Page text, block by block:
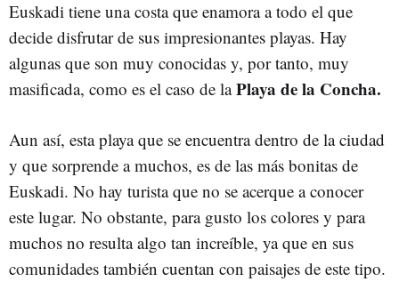
Euskadi tiene una costa que enamora a todo el que
decide disfrutar de sus impresionantes playas. Hay
algunas que son muy conocidas y, por tanto, muy
masificada, como es el caso de laPlaya de la Concha.
Aun así, esta playa que se encuentra dentro de la ciudad
y que sorprende a muchos, es de las más bonitas de
Euskadi. No hay turista que no se acerque a conocer
este lugar. No obstante, para gusto los colores y para
muchos no resulta algo tan increíble, ya que en sus
comunidades también cuentan con paisajes de este tipo.